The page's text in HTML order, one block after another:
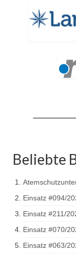
Beliebte
Einsatz #094/
Einsatz #211/
Einsatz #070/
Einsatz #063/